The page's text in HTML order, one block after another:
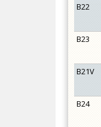
B22
B23
B21V
B24